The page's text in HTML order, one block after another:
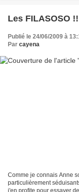
Les FILASOSO
Publié le 24/06/2009 à
Par cayena
Comme je connais Anne
particulièrement
j'en profite pour essayer